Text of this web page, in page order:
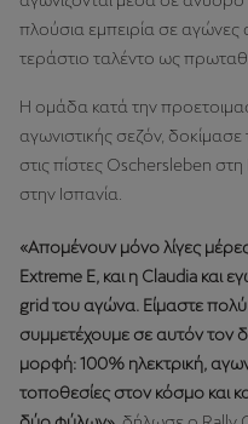
πλούσια εμπειρία σε αγώνες
τεράστιο ταλέντο ως
Η ομάδα κατά την
αγωνιστικής σεζόν,
στις πίστες Oschersleben
στην Ισπανία.
«Απομένουν μόνο λίγες
Extreme E, και η Claudia και
grid του αγώνα. Είμαστε
συμμετέχουμε σε αυτόν τον
μορφή: 100% ηλεκτρική,
τοποθεσίες στον κόσμο και